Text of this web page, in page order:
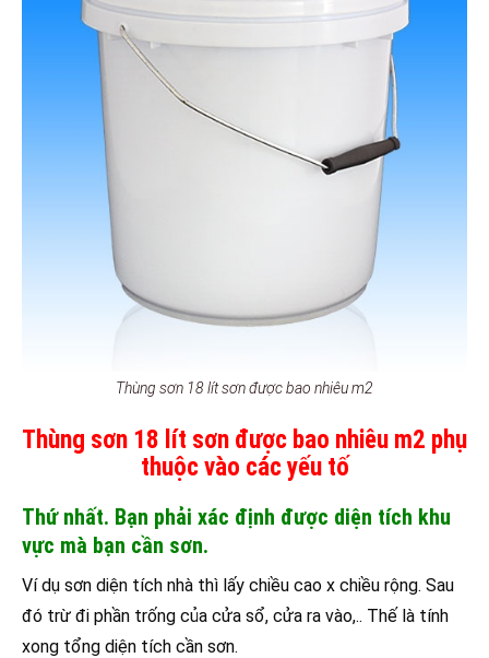
Thùng sơn 18 lít sơn được bao nhiêu m2
Thùng sơn 18 lít sơn được bao nhiêu m2 phụ
thuộc vào các yếu tố
Thứ nhất. Bạn phải xác định được diện tích khu
vực mà bạn cần sơn.
Ví dụ sơn diện tích nhà thì lấy chiều cao x chiều rộng. Sau
đó trừ đi phần trống của cửa sổ, cửa ra vào,.. Thế là tính
xong tổng diện tích cần sơn.